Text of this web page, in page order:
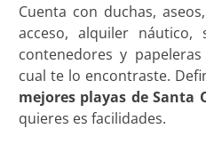
Cuenta con duchas,
acceso, alquiler náutico,
contenedores y
cual te lo encontraste.
mejores playas de Santa
quieres es facilidades.